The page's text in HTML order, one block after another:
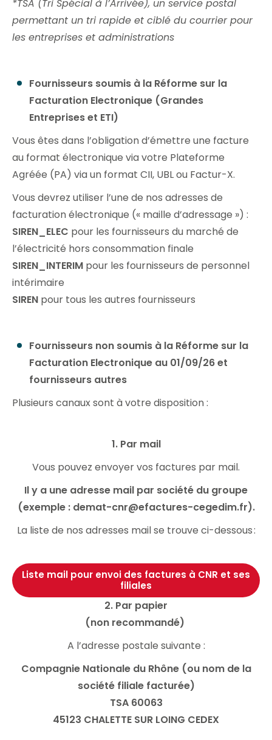
*TSA (Tri Spécial à l’Arrivée), un service postal
permettant un tri rapide et ciblé du courrier pour
les entreprises et administrations
Fournisseurs soumis à la Réforme sur la
Facturation Electronique (Grandes
Entreprises et ETI)
Vous êtes dans l’obligation d’émettre une facture
au format électronique via votre Plateforme
Agréée (PA) via un format CII, UBL ou Factur-X.
Vous devrez utiliser l’une de nos adresses de
facturation électronique (« maille d’adressage ») :
SIREN_ELEC pour les fournisseurs du marché de
l’électricité hors consommation finale
SIREN_INTERIM pour les fournisseurs de personnel
intérimaire
SIREN pour tous les autres fournisseurs
Fournisseurs non soumis à la Réforme sur la
Facturation Electronique au 01/09/26 et
fournisseurs autres
Plusieurs canaux sont à votre disposition :
1. Par mail
Vous pouvez envoyer vos factures par mail.
Il y a une adresse mail par société du groupe
(exemple : demat-cnr@efactures-cegedim.fr).
La liste de nos adresses mailse trouve ci-dessous:
Liste mail pour envoi des factures à CNR et ses
filiales
2. Par papier
(non recommandé)
A l’adresse postale suivante :
Compagnie Nationale du Rhône (ou nom de la
société filiale facturée)
TSA 60063
45123 CHALETTE SUR LOING CEDEX